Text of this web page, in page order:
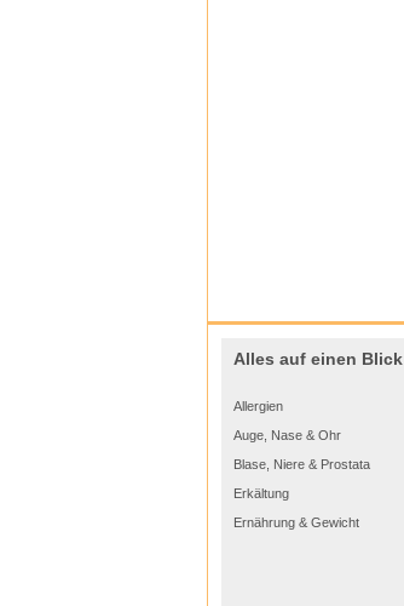
Alles auf einen Blick
Allergien
Auge, Nase & Ohr
Blase, Niere & Prostata
Erkältung
Ernährung & Gewicht